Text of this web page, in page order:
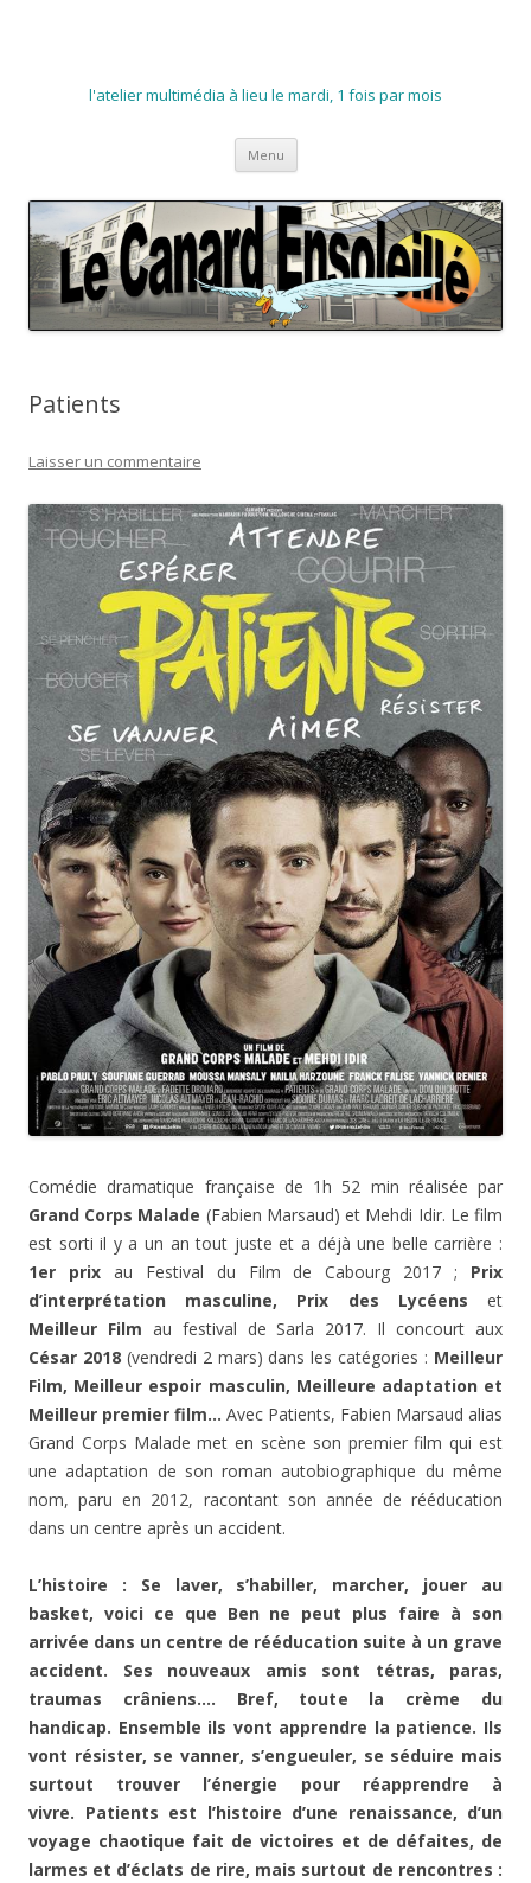
l'atelier multimédia à lieu le mardi, 1 fois par mois
Menu Aller
contenu
Patients
Laisser un commentaire
Comédie dramatique française de 1h 52 min réalisée par
Grand Corps Malade (Fabien Marsaud) et Mehdi Idir. Le film
est sorti il y a un an tout juste et a déjà une belle carrière :
1er prixau Festival du Film de Cabourg 2017 ; Prix
d’interprétation masculine, Prix des Lycéens et
Meilleur Film au festival de Sarla 2017. Il concourt aux
César 2018(vendredi 2 mars) dans les catégories : Meilleur
Film, Meilleur espoir masculin, Meilleure adaptation et
Meilleur premier film… Avec Patients, Fabien Marsaud alias
Grand Corps Malade met en scène son premier film qui est
une adaptation de son roman autobiographique du même
nom, paru en 2012, racontant son année de rééducation
dans un centre après un accident.
L’histoire : Se laver, s’habiller, marcher, jouer au
basket, voici ce que Ben ne peut plus faire à son
arrivée dans un centre de rééducation suite à un grave
accident. Ses nouveaux amis sont tétras, paras,
traumas crâniens…. Bref, toute la crème du
handicap. Ensemble ils vont apprendre la patience. Ils
vont résister, se vanner, s’engueuler, se séduire mais
surtout trouver l’énergie pour réapprendre à
vivre. Patients est l’histoire d’une renaissance, d’un
voyage chaotique fait de victoires et de défaites, de
larmes et d’éclats de rire, mais surtout de rencontres :